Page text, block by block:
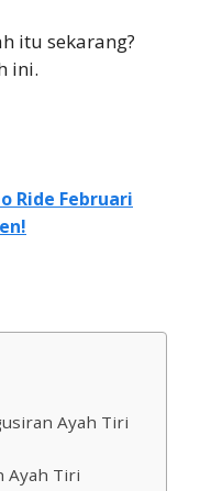
itu sekarang?
ini.
Ride Februari
Ayah Tiri
Ayah Tiri